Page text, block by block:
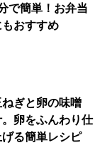
で簡単！お弁当
もおすすめ
ねぎと卵の味噌
。卵をふんわり仕
げる簡単レシピ